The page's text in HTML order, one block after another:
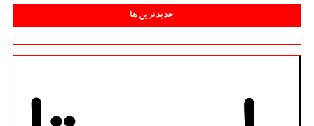
جدیدترین ها